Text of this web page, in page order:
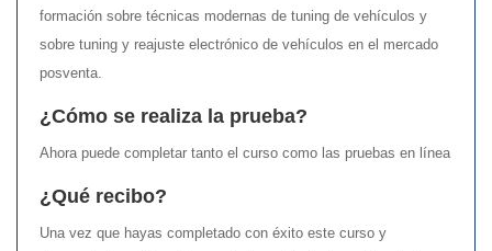
formación sobre técnicas modernas de tuning de vehículos y
sobre tuning y reajuste electrónico de vehículos en el mercado
posventa.
¿Cómo se realiza la prueba?
Ahora puede completar tanto el curso como las pruebas en línea
¿Qué recibo?
Una vez que hayas completado con éxito este curso y